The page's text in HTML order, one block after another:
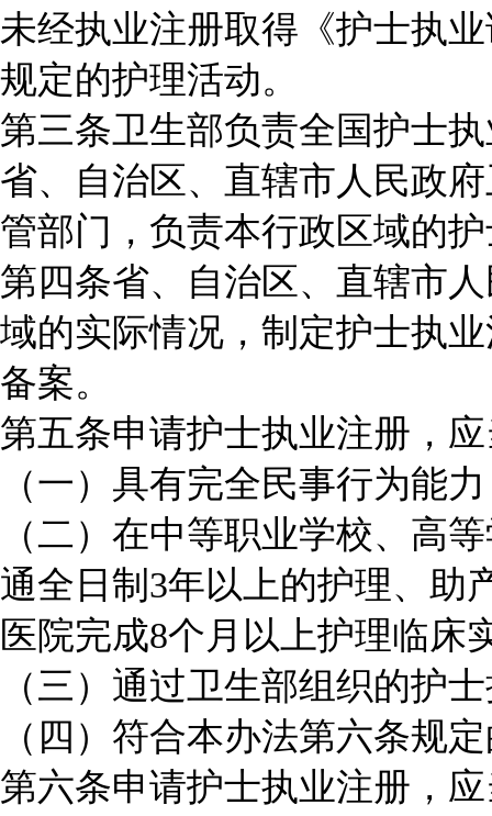
未经执业注册取得《护士执
规定的护理活动。
第三条卫生部负责全国护士
省、自治区、直辖市人民政
管部门，负责本行政区域的
第四条省、自治区、直辖市
域的实际情况，制定护士执
备案。
第五条申请护士执业注册，
（一）具有完全民事行为能
（二）在中等职业学校、高
通全日制3年以上的护理、助
医院完成8个月以上护理临床
（三）通过卫生部组织的护
（四）符合本办法第六条规
第六条申请护士执业注册，